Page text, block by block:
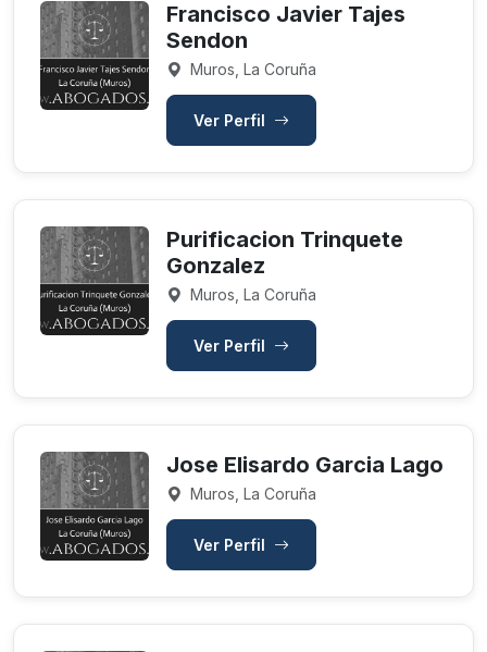
Francisco Javier Tajes
Sendon
Muros, La Coruña
Ver Perfil
Purificacion Trinquete
Gonzalez
Muros, La Coruña
Ver Perfil
Jose Elisardo Garcia Lago
Muros, La Coruña
Ver Perfil